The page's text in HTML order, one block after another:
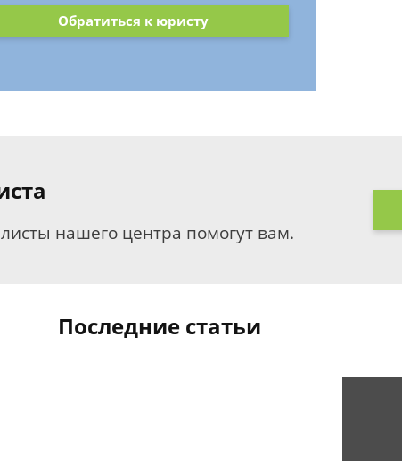
Обратиться к юристу
нашего центра помогут вам.
Последние статьи